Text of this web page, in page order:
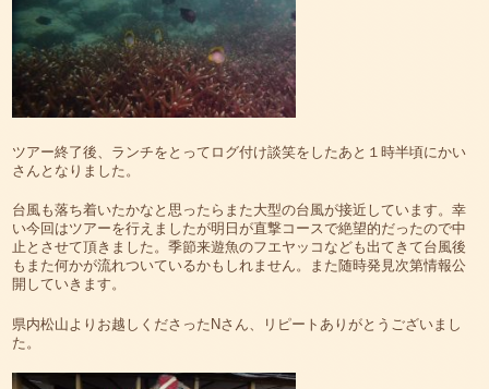
ツアー終了後、ランチをとってログ付け談笑をしたあと１時半頃にかい
さんとなりました。
台風も落ち着いたかなと思ったらまた大型の台風が接近しています。幸
い今回はツアーを行えましたが明日が直撃コースで絶望的だったので中
止とさせて頂きました。季節来遊魚のフエヤッコなども出てきて台風後
もまた何かが流れついているかもしれません。また随時発見次第情報公
開していきます。
県内松山よりお越しくださったNさん、リピートありがとうございまし
た。